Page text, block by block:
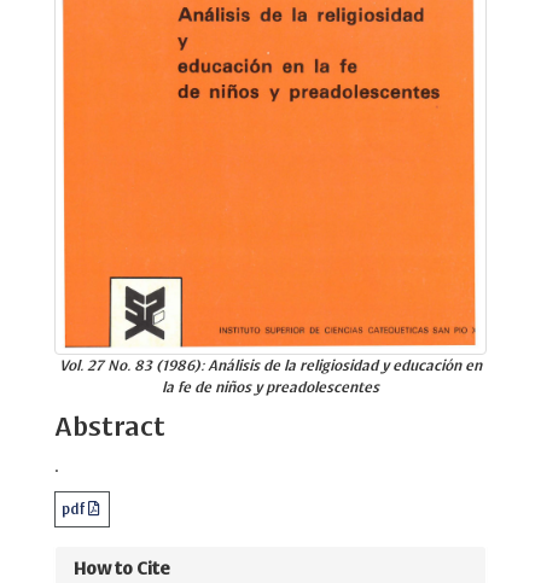
Vol. 27 No. 83 (1986): Análisis de la religiosidad y educación en
la fe de niños y preadolescentes
Abstract
.
pdf
How to Cite